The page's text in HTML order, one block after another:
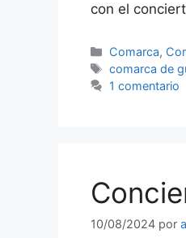
con el
Categorías
Comarca,
Etiquetas
comarca de
1 comentario
10/08/2024 por